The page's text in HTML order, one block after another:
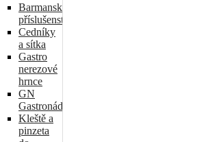
Barmanské
příslušenství
Cedníky
a sítka
Gastro
nerezové
hrnce
GN
Gastronádoby
Kleště a
pinzeta